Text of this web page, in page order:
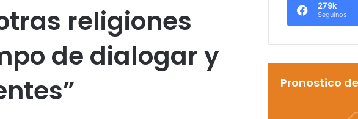
religiones
de dialogar y
279k
Seguinos
Pronostico